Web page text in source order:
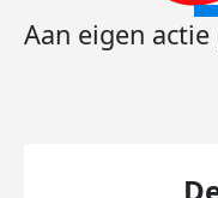
Aan eigen